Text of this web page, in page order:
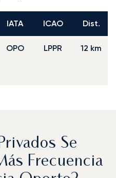
IATA ICAO Dist.
OPO LPPR 12 km
Se
Frecuencia